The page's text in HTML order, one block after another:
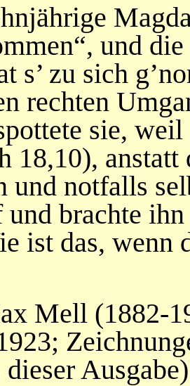
und
s’ zu sich
rechten
sie,
18,10),
und notfalls
brachte
ist das, wenn
Mell (1882-